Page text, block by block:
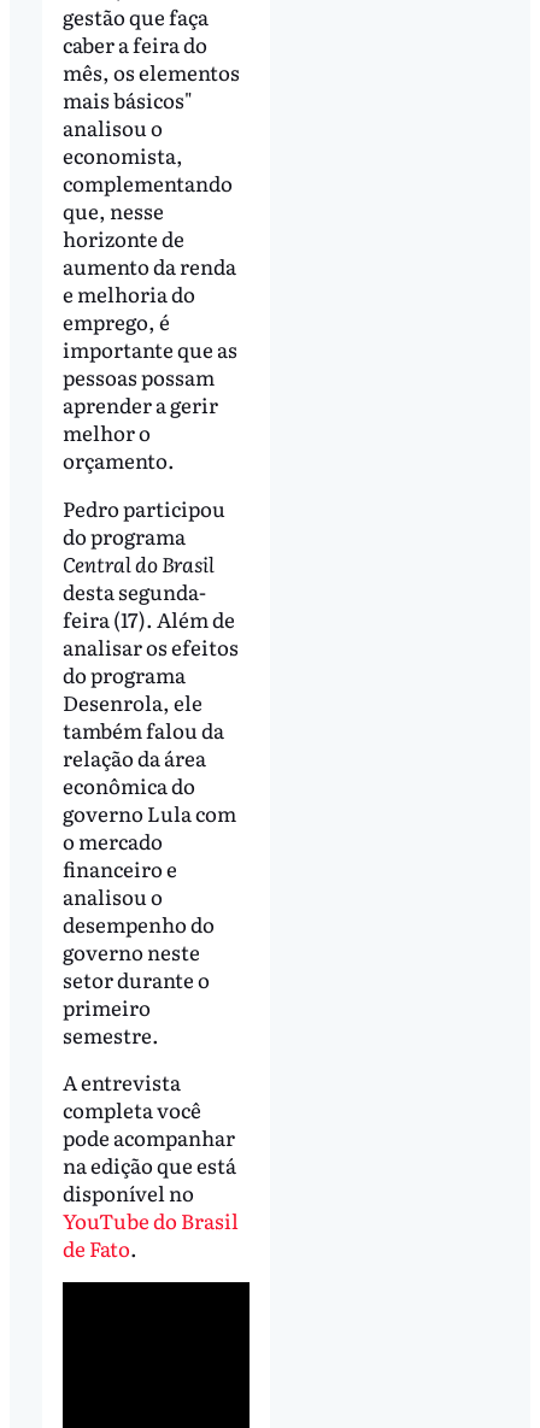
gestão que faça
caber a feira do
mês, os elementos
mais básicos"
analisou o
economista,
complementando
que, nesse
horizonte de
aumento da renda
e melhoria do
emprego, é
importante que as
pessoas possam
aprender a gerir
melhor o
orçamento.
Pedro participou
do programa
Central do Brasil
desta segunda-
feira (17). Além de
analisar os efeitos
do programa
Desenrola, ele
também falou da
relação da área
econômica do
governo Lula com
o mercado
financeiro e
analisou o
desempenho do
governo neste
setor durante o
primeiro
semestre.
A entrevista
completa você
pode acompanhar
na edição que está
disponível no
YouTube do Brasil
de Fato.